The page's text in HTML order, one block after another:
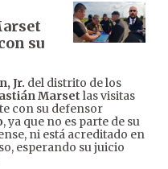
su
Jr. del distrito de los
Marset las visitas
con su defensor
, ya que no es parte de su
ni está acreditado en
esperando su juicio